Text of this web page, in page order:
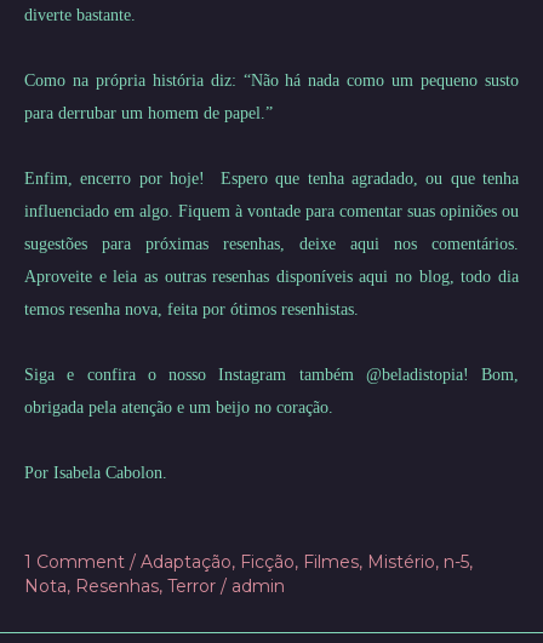
diverte bastante.
Como na própria história diz: “Não há nada como um pequeno susto
para derrubar um homem de papel.”
Enfim, encerro por hoje! Espero que tenha agradado, ou que tenha
influenciado em algo. Fiquem à vontade para comentar suas opiniões ou
sugestões para próximas resenhas, deixe aqui nos comentários.
Aproveite e leia as outras resenhas disponíveis aqui no blog, todo dia
temos resenha nova, feita por ótimos resenhistas.
Siga e confira o nosso Instagram também @beladistopia! Bom,
obrigada pela atenção e um beijo no coração.
Por Isabela Cabolon.
1 Comment / Adaptação, Ficção, Filmes, Mistério, n-5,
Nota, Resenhas, Terror / admin